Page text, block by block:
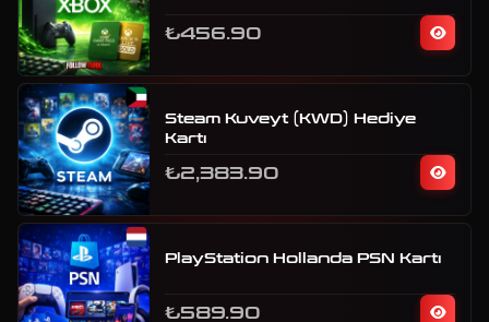
₺456.90
Steam Kuveyt (KWD) Hediye
Kartı
₺2,383.90
PlayStation Hollanda PSN Kartı
₺589.90